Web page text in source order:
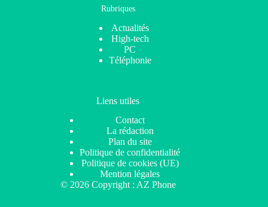
Rubriques
Actualités
High-tech
PC
Téléphonie
Liens utiles
Contact
La rédaction
Plan du site
Politique de confidentialité
Politique de cookies (UE)
Mention légales
© 2026 Copyright : AZ Phone